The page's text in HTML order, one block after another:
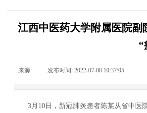
江西中医药大学附属医院
“
来源: 发布时间: 2022-07-08 10:37:05
3月10日，新冠肺炎患者陈某从省中医